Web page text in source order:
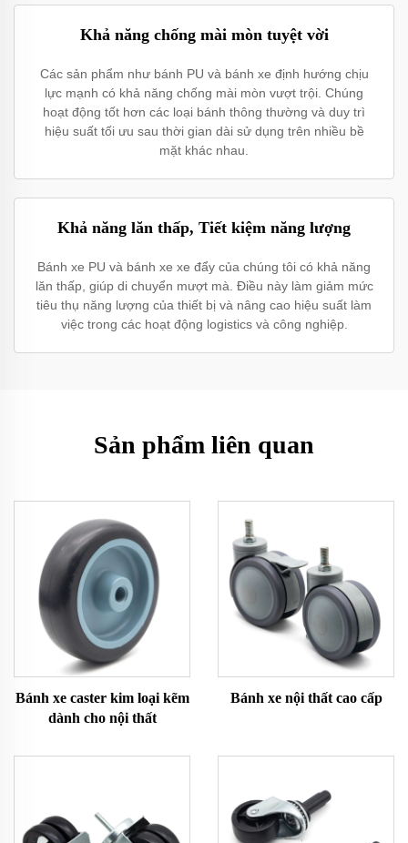
Khả năng chống mài mòn tuyệt vời
Các sản phẩm như bánh PU và bánh xe định hướng chịu
lực mạnh có khả năng chống mài mòn vượt trội. Chúng
hoạt động tốt hơn các loại bánh thông thường và duy trì
hiệu suất tối ưu sau thời gian dài sử dụng trên nhiều bề
mặt khác nhau.
Khả năng lăn thấp, Tiết kiệm năng lượng
Bánh xe PU và bánh xe xe đẩy của chúng tôi có khả năng
lăn thấp, giúp di chuyển mượt mà. Điều này làm giảm mức
tiêu thụ năng lượng của thiết bị và nâng cao hiệu suất làm
việc trong các hoạt động logistics và công nghiệp.
Sản phẩm liên quan
Bánh xe caster kim loại kẽm
dành cho nội thất
Bánh xe nội thất cao cấp